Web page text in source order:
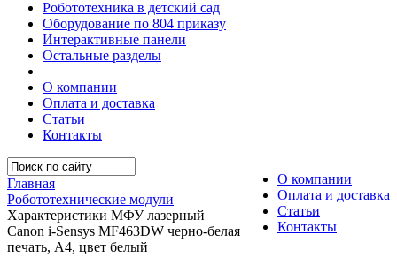
Робототехника в детский сад
Оборудование по 804 приказу
Интерактивные панели
Остальные разделы
О компании
Оплата и доставка
Статьи
Контакты
О компании
Оплата и доставка
Статьи
Контакты
Главная
Робототехнические модули
Характеристики МФУ лазерный
Canon i-Sensys MF463DW черно-белая
печать, A4, цвет белый